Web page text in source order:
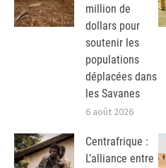
million de
dollars pour
soutenir les
populations
déplacées dans
les Savanes
6 août 2026
Centrafrique :
L’alliance entre